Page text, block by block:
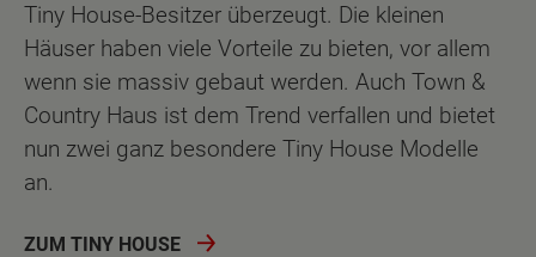
Tiny House-Besitzer überzeugt. Die kleinen
Häuser haben viele Vorteile zu bieten, vor allem
wenn sie massiv gebaut werden. Auch Town &
Country Haus ist dem Trend verfallen und bietet
nun zwei ganz besondere Tiny House Modelle
an.
ZUM TINY HOUSE